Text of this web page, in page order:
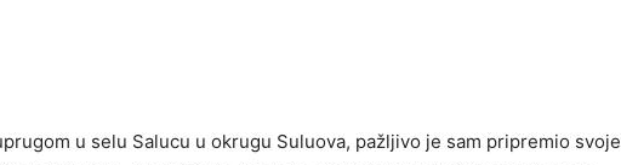
u selu Salucu u okrugu Suluova, pažljivo je sam pripremio svoje